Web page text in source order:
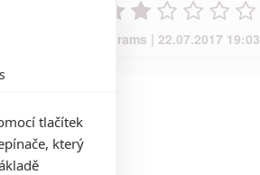
m.abrams | 22.07.2017 19:03
tlačítek
který